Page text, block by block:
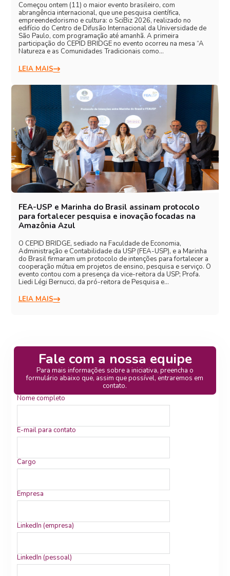
Começou ontem (11) o maior evento brasileiro, com
abrangência internacional, que une pesquisa científica,
empreendedorismo e cultura: o SciBiz 2026, realizado no
edifício do Centro de Difusão Internacional da Universidade de
São Paulo, com programação até amanhã. A primeira
participação do CEPID BRIDGE no evento ocorreu na mesa “A
Natureza e as Comunidades Tradicionais como…
LEIA MAIS
FEA-USP e Marinha do Brasil assinam protocolo
para fortalecer pesquisa e inovação focadas na
Amazônia Azul
O CEPID BRIDGE, sediado na Faculdade de Economia,
Administração e Contabilidade da USP (FEA-USP), e a Marinha
do Brasil firmaram um protocolo de intenções para fortalecer a
cooperação mútua em projetos de ensino, pesquisa e serviço. O
evento contou com a presença da vice-reitora da USP; Profa.
Liedi Légi Bernucci, da pró-reitora de Pesquisa e…
LEIA MAIS
Fale com a nossa equipe
Para mais informações sobre a iniciativa, preencha o
formulário abaixo que, assim que possível, entraremos em
contato.
Nome completo
E-mail para contato
Cargo
Empresa
LinkedIn (empresa)
LinkedIn (pessoal)